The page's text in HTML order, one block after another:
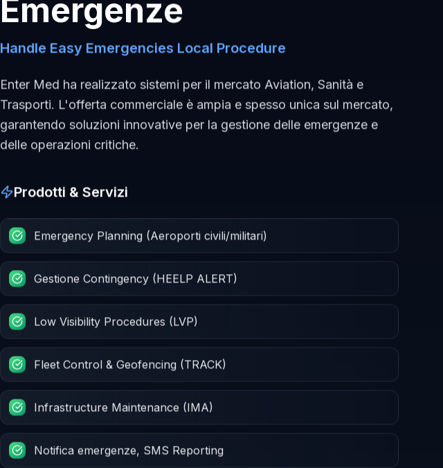
Emergenze
Handle Easy Emergencies Local Procedure
Enter Med ha realizzato sistemi per il mercato Aviation, Sanità e
Trasporti. L'offerta commerciale è ampia e spesso unica sul mercato,
garantendo soluzioni innovative per la gestione delle emergenze e
delle operazioni critiche.
Prodotti & Servizi
Emergency Planning (Aeroporti civili/militari)
Gestione Contingency (HEELP ALERT)
Low Visibility Procedures (LVP)
Fleet Control & Geofencing (TRACK)
Infrastructure Maintenance (IMA)
Notifica emergenze, SMS Reporting